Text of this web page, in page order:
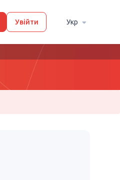
Увійти Укр